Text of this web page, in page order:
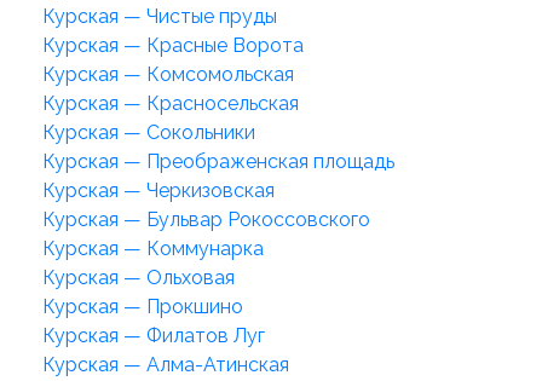
Курская — Чистые пруды
Курская — Красные Ворота
Курская — Комсомольская
Курская — Красносельская
Курская — Сокольники
Курская — Преображенская площадь
Курская — Черкизовская
Курская — Бульвар Рокоссовского
Курская — Коммунарка
Курская — Ольховая
Курская — Прокшино
Курская — Филатов Луг
Курская — Алма-Атинская